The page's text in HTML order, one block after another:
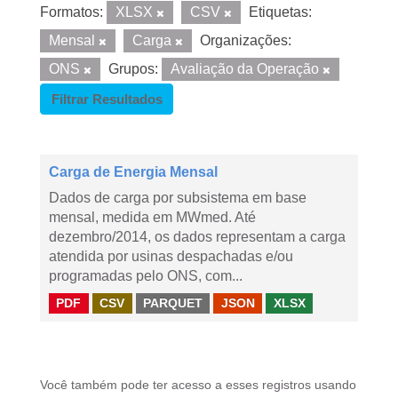
Formatos: XLSX CSV
Etiquetas:
Mensal
Carga
Organizações:
ONS
Grupos:
Avaliação da Operação
Filtrar Resultados
Carga de Energia Mensal
Dados de carga por subsistema em base
mensal, medida em MWmed. Até
dezembro/2014, os dados representam a carga
atendida por usinas despachadas e/ou
programadas pelo ONS, com...
PDF CSV PARQUET JSON XLSX
Você também pode ter acesso a esses registros usando